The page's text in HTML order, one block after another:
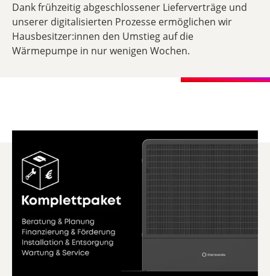
Dank frühzeitig abgeschlossener Lieferverträge und
unserer digitalisierten Prozesse ermöglichen wir
Hausbesitzer:innen den Umstieg auf die
Wärmepumpe in nur wenigen Wochen.